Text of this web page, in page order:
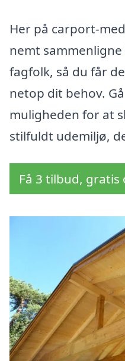
Her på carport-
nemt
fagfolk, så du får
netop dit behov.
muligheden for at
stilfuldt udemiljø,
Få 3 tilbud,